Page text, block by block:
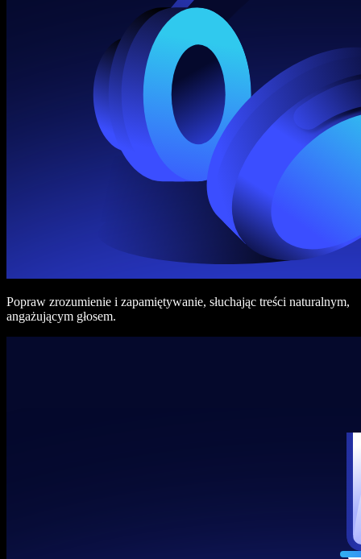
Popraw zrozumienie i zapamiętywanie, słuchając treści naturalnym,
angażującym głosem.